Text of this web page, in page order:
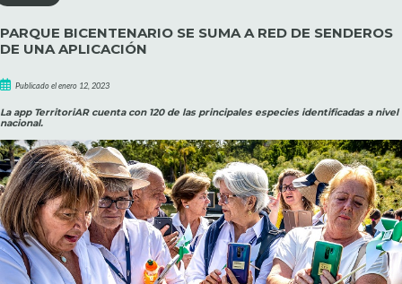
PARQUE BICENTENARIO SE SUMA A RED DE SENDEROS
DE UNA APLICACIÓN
Publicado el enero 12, 2023
La app TerritoriAR cuenta con 120 de las principales especies identificadas a nivel
nacional.